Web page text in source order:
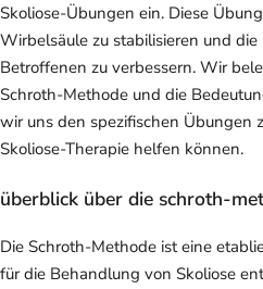
Skoliose-Übungen ein. Diese
Wirbelsäule zu stabilisieren und
Betroffenen zu verbessern. Wir
Schroth-Methode und die
wir uns den spezifischen Übungen
Skoliose-Therapie helfen können.
überblick über die schroth-
Die Schroth-Methode ist eine
für die Behandlung von Skoliose